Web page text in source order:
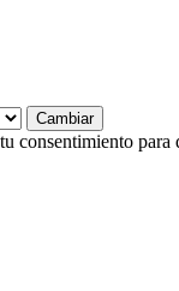
consentimiento